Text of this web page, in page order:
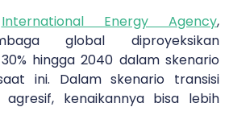
International Energy Agency,
global diproyeksikan
hingga 2040 dalam skenario
ini. Dalam skenario transisi
kenaikannya bisa lebih